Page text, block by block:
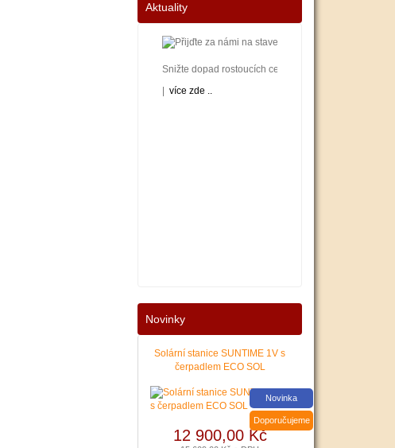
Aktuality
Snižte dopad rostoucích cen energií na váš rodinný
více zde ..
Nové podmínky dotací na nové solární systémy,
Novinky
Solární stanice SUNTIME 1V s
čerpadlem ECO SOL
Novinka
Doporučujeme
12 900,00 Kč